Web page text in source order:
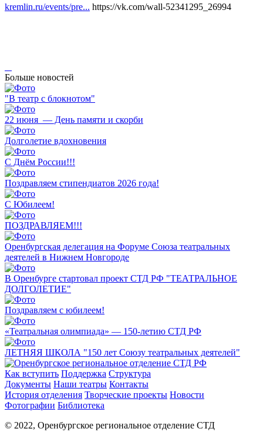
kremlin.ru/events/pre... https://vk.com/wall-52341295_26994
Больше новостей
"В театр с блокнотом"
22 июня — День памяти и скорби
Долголетие вдохновения
С Днём России!!!
Поздравляем стипендиатов 2026 года!
С Юбилеем!
ПОЗДРАВЛЯЕМ!!!
Оренбургская делегация на Форуме Союза театральных
деятелей в Нижнем Новгороде
В Оренбурге стартовал проект СТД РФ "ТЕАТРАЛЬНОЕ
ДОЛГОЛЕТИЕ"
Поздравляем с юбилеем!
«Театральная олимпиада» — 150-летию СТД РФ
ЛЕТНЯЯ ШКОЛА "150 лет Союзу театральных деятелей"
Как вступить Поддержка Структура
Документы Наши театры Контакты
История отделения Творческие проекты Новости
Фотографии Библиотека
© 2022, Оренбургское региональное отделение СТД